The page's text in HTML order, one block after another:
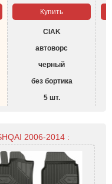
Купить
CIAK
автоворс
черный
без бортика
5 шт.
2006-2014 :